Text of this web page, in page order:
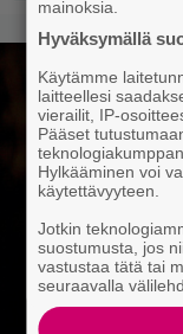
mainoksia.
Hyväksymällä
Käytämme
laitteellesi
vierailit, IP-
Pääset
Hylkääminen voi
käytettävyyteen.
Jotkin
suostumusta, jos
vastustaa tätä tai
seuraavalla